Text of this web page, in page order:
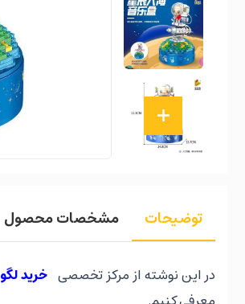
توضیحات مشخصات محصول
در این نوشته از مرکز تخصصی خرید لگو